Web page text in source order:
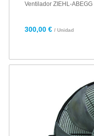
Ventilador ZIEHL-
300,00 € / Unidad